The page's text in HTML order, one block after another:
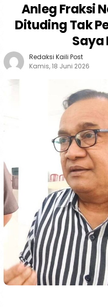
Anleg Fraksi
Dituding Tak
Saya
Redaksi Kaili Post
Kamis, 18 Juni 2026